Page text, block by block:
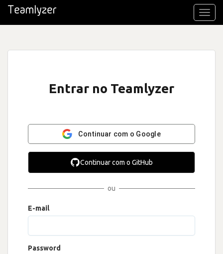
Entrar no Teamlyzer
Continuar com o Google
Continuar com o GitHub
ou
E-mail
Password